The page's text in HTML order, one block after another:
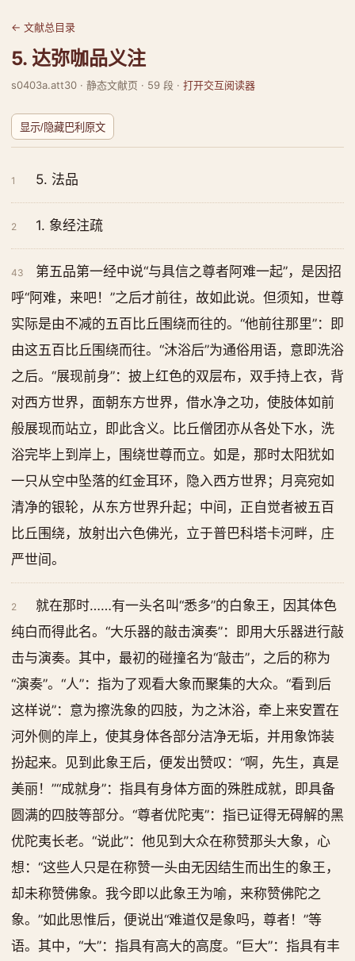
← 文献总目录
5. 达弥咖品义注
s0403a.att30 · 静态文献页 · 59 段 · 打开交互阅读器
显示/隐藏巴利原文
1 5. 法品
2 1. 象经注疏
43
第五品第一经中说“与具信之尊者阿难一起”，是因招
呼“阿难，来吧！”之后才前往，故如此说。但须知，世尊
实际是由不减的五百比丘围绕而往的。“他前往那里”：即
由这五百比丘围绕而往。“沐浴后”为通俗用语，意即洗浴
之后。“展现前身”：披上红色的双层布，双手持上衣，背
对西方世界，面朝东方世界，借水净之功，使肢体如前
般展现而站立，即此含义。比丘僧团亦从各处下水，洗
浴完毕上到岸上，围绕世尊而立。如是，那时太阳犹如
一只从空中坠落的红金耳环，隐入西方世界；月亮宛如
清净的银轮，从东方世界升起；中间，正自觉者被五百
比丘围绕，放射出六色佛光，立于普巴科塔卡河畔，庄
严世间。
2
就在那时……有一头名叫“悉多”的白象王，因其体色
纯白而得此名。“大乐器的敲击演奏”：即用大乐器进行敲
击与演奏。其中，最初的碰撞名为“敲击”，之后的称为
“演奏”。“人”：指为了观看大象而聚集的大众。“看到后
这样说”：意为擦洗象的四肢，为之沐浴，牵上来安置在
河外侧的岸上，使其身体各部分洁净无垢，并用象饰装
扮起来。见到此象王后，便发出赞叹：“啊，先生，真是
美丽！”“成就身”：指具有身体方面的殊胜成就，即具备
圆满的四肢等部分。“尊者优陀夷”：指已证得无碍解的黑
优陀夷长老。“说此”：他见到大众在称赞那头大象，心
想：“这些人只是在称赞一头由无因结生而出生的象王，
却未称赞佛象。我今即以此象王为喻，来称赞佛陀之
象。”如此思惟后，便说出“难道仅是象吗，尊者！”等
语。其中，“大”：指具有高大的高度。“巨大”：指具有丰